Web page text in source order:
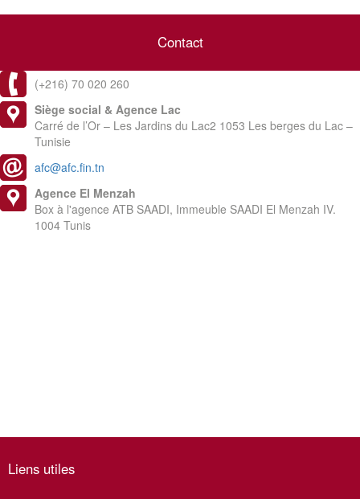
Contact
(+216) 70 020 260
Siège social & Agence Lac
Carré de l’Or – Les Jardins du Lac2 1053 Les berges du Lac –
Tunisie
afc@afc.fin.tn
Agence El Menzah
Box à l'agence ATB SAADI, Immeuble SAADI El Menzah IV.
1004 Tunis
Liens utiles